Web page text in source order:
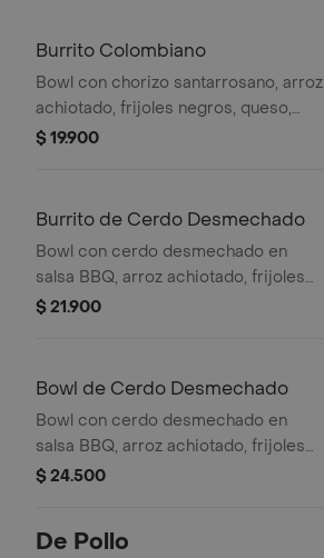
Burrito Colombiano
Bowl con chorizo santarrosano, arroz
achiotado, frijoles negros, queso,
platanitos maduros, guacamole, pico
$ 19.900
Burrito de Cerdo Desmechado
Bowl con cerdo desmechado en
salsa BBQ, arroz achiotado, frijoles
negros, queso, guacamole, pico de
$ 21.900
Bowl de Cerdo Desmechado
Bowl con cerdo desmechado en
salsa BBQ, arroz achiotado, frijoles
negros, queso, guacamole, pico de
$ 24.500
De Pollo